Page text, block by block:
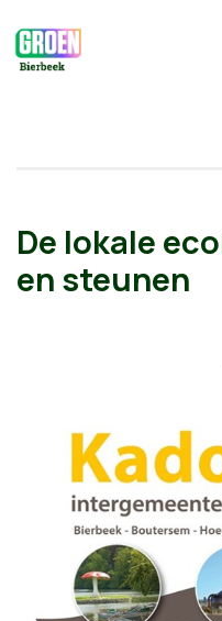
De lokale
en steunen